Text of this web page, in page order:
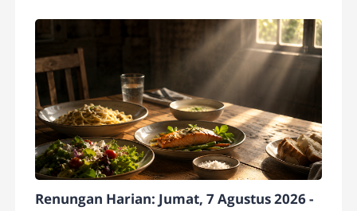
Renungan Harian: Jumat, 7 Agustus 2026 -